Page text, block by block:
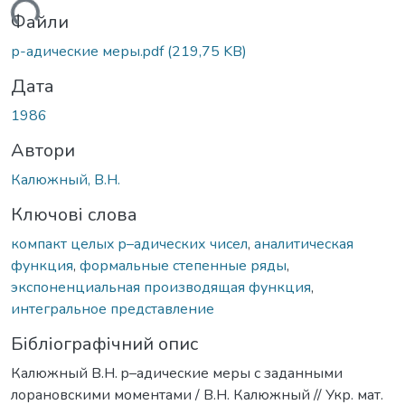
Файли
р-адические меры.pdf(219,75 KB)
Дата
1986
Автори
Калюжный, В.Н.
Ключові слова
компакт целых p–адических чисел, аналитическая
функция, формальные степенные ряды,
экспоненциальная производящая функция,
интегральное представление
Бібліографічний опис
Калюжный В.Н. p–адические меры с заданными
лорановскими моментами / В.Н. Калюжный // Укр. мат.